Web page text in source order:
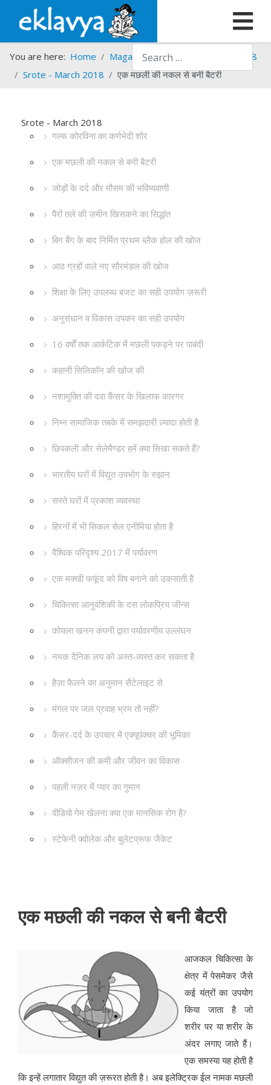
Search
You are here: Home Magazines Srote
Srote - 2018
Srote - March 2018
एक मछली की नकल से बनी बैटरी
Srote - March 2018
गल्फ कोरविना का कर्णभेदी शोर
एक मछली की नकल से बनी बैटरी
जोड़ों के दर्द और मौसम की भविष्यवाणी
पैरों तले की ज़मीन खिसकने का सिद्धांत
बिग बैंग के बाद निर्मित प्रथम ब्लैक होल की खोज
आठ ग्रहों वाले नए सौरमंडल की खोज
शिक्षा के लिए उपलब्ध बजट का सही उपयोग ज़रूरी
अनुसंधान व विकास उपकर का सही उपयोग
16 वर्षों तक आर्कटिक में मछली पकड़ने पर पाबंदी
कहानी सिलिकॉन की खोज की
नशामुक्ति की दवा कैंसर के खिलाफ कारगर
निम्न सामाजिक तबके में समझदारी ज़्यादा होती है
छिपकली और सेलेमैण्डर हमें क्या सिखा सकते हैं?
भारतीय घरों में विद्युत उपभोग के रुझान
सस्ते घरों में प्रकाश व्यवस्था
हिरनों में भी सिकल सेल एनीमिया होता है
वैश्विक परिदृश्य 2017 में पर्यावरण
एक मक्खी फफूंद को विष बनाने को उकसाती है
चिकित्सा आनुवंशिकी के दस लोकप्रिय जीन्स
कोयला खनन कंपनी द्वारा पर्यावरणीय उल्लंघन
नमक दैनिक लय को अस्त-व्यस्त कर सकता है
हैज़ा फैलने का अनुमान सैटेलाइट से
मंगल पर जल प्रवाह भ्रम तो नहीं?
कैंसर-दर्द के उपचार में एक्यूपंक्चर की भूमिका
ऑक्सीजन की कमी और जीवन का विकास
पहली नज़र में प्यार का गुमान
वीडियो गेम खेलना क्या एक मानसिक रोग है?
स्टेफेनी क्वोलेक और बुलेटप्रूफ जैकेट
एक मछली की नकल से बनी बैटरी
आजकल चिकित्सा के
क्षेत्र में पेसमेकर जैसे
कई यंत्रों का उपयोग
किया जाता है जो
शरीर पर या शरीर के
अंदर लगाए जाते हैं।
एक समस्या यह होती है
कि इन्हें लगातार विद्युत की ज़रूरत होती है। अब इलेक्ट्रिक ईल नामक मछली